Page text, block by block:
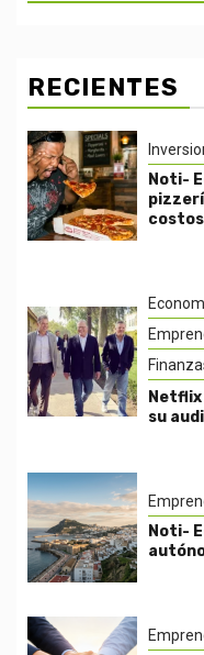
RECIENTES
Noti-
costos
su
Noti-